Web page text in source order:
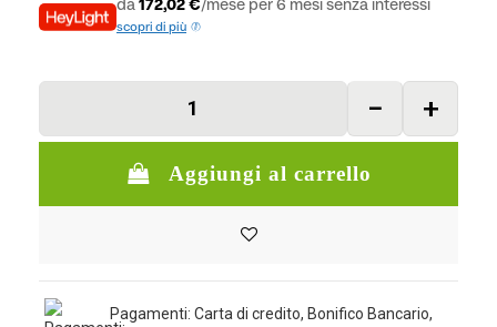
da 172,02 €/mese per 6 mesi senza interessi
scopri di più
Aggiungi al carrello
Pagamenti: Carta di credito, Bonifico Bancario,